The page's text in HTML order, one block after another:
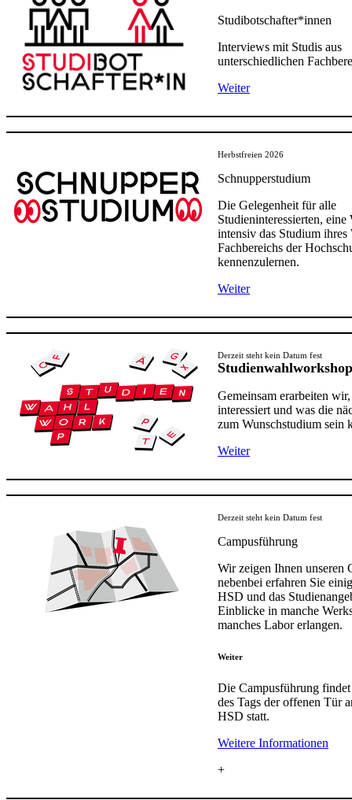
Studibotschafter*innen
Interviews mit Studis aus
unterschiedlichen
Weiter
Herbstfreien 2026
Schnupperstudium
Die Gelegenheit für alle
Studieninteressierten, eine
intensiv das Studium ihres
Fachbereichs der
kennenzulernen.
Weiter
Derzeit steht kein Datum fest​​​​​​​
Studienwahlworkshop
Gemeinsam erarbeiten
interessiert und was die
zum Wunschstudium sein
Weiter
Derzeit steht kein Datum fest​​​​​​
Campusführung
Wir zeigen Ihnen unseren
nebenbei erfahren Sie
HSD und das
Einblicke in manche
manches Labor erlangen.
Weiter
Die Campusführung
des Tags der o​ffenen Tür​
HSD statt.
Weiter​e Informa​tionen​
+